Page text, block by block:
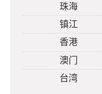
珠海
镇江
香港
澳门
台湾